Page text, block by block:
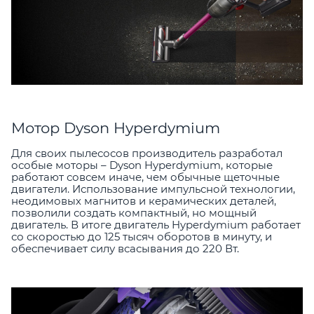
Мотор Dyson Hyperdymium
Для своих пылесосов производитель разработал
особые моторы – Dyson Hyperdymium, которые
работают совсем иначе, чем обычные щеточные
двигатели. Использование импульсной технологии,
неодимовых магнитов и керамических деталей,
позволили создать компактный, но мощный
двигатель. В итоге двигатель Hyperdymium работает
со скоростью до 125 тысяч оборотов в минуту, и
обеспечивает силу всасывания до 220 Вт.